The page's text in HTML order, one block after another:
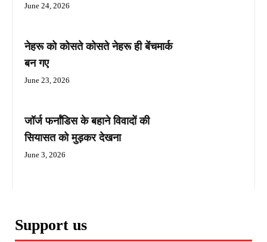
June 24, 2026
नेहरू को कोसते कोसते नेहरू ही बेंचमार्क
बन गए
June 23, 2026
जॉर्ज फर्नांडिस के बहाने विवादों की
सियासत को मुड़कर देखना
June 3, 2026
Support us